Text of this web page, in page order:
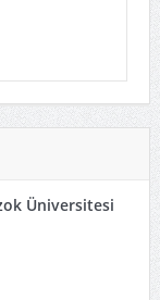
Üniversitesi